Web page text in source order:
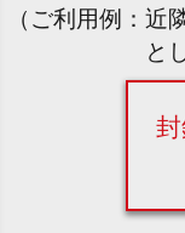
（ご利用例：近
と